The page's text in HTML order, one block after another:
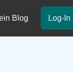
Blog Log-In